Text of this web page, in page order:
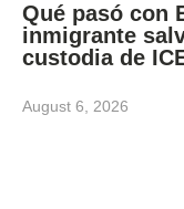
Qué pasó con
inmigrante
custodia de
August 6, 2026